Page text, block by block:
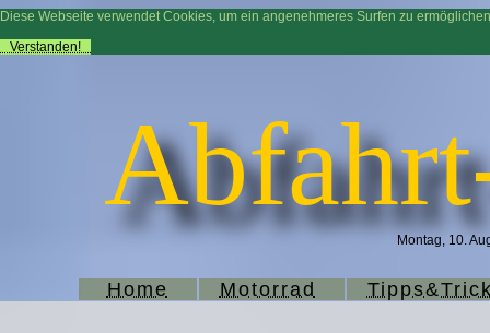
Diese Webseite verwendet Cookies, um ein angenehmeres Surfen zu
Verstanden!
Montag, 10.
Home Motorrad